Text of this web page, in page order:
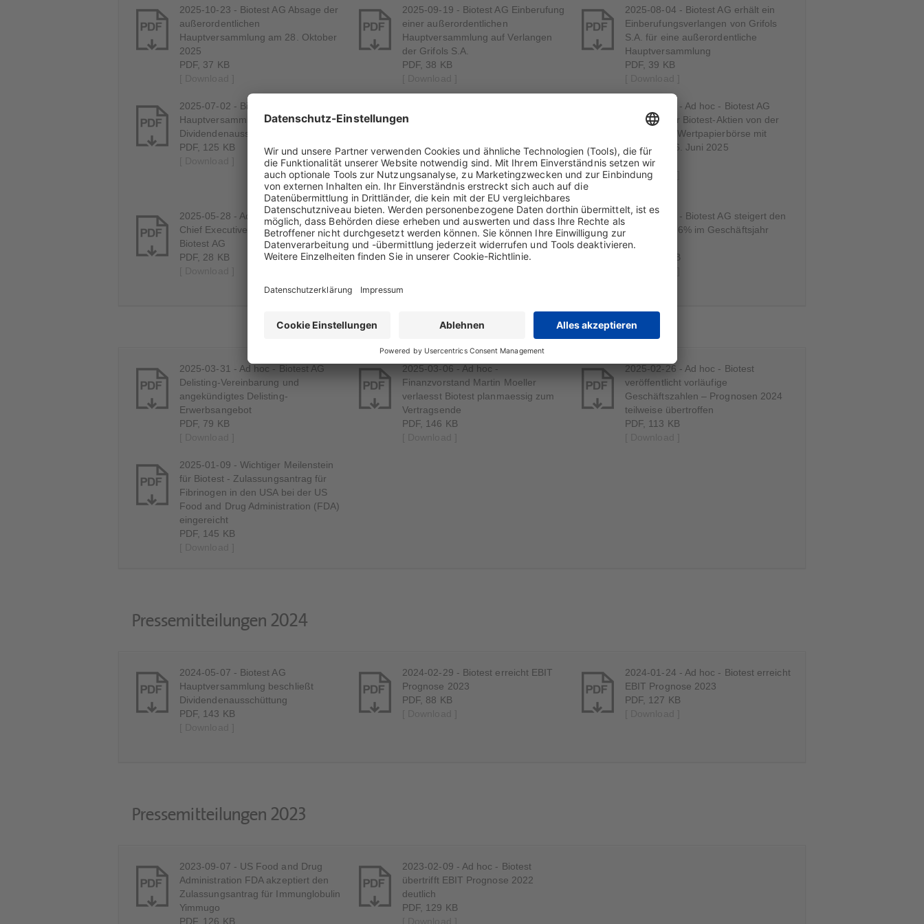
2025-10-23 - Biotest AG Absage der
außerordentlichen
Hauptversammlung am 28. Oktober
2025
PDF, 37 KB
2025-09-19 - Biotest AG Einberufung
einer außerordentlichen
Hauptversammlung auf Verlangen
der Grifols S.A.
PDF, 38 KB
2025-08-04 - Biotest AG erhält ein
Einberufungsverlangen von Grifols
S.A. für eine außerordentliche
Hauptversammlung
PDF, 39 KB
2025-07-02 - Biotest AG
Hauptversammlung beschließt
Dividendenausschüttung
PDF, 125 KB
Ergebnisse der Phase III-Studie zu
Fachzeitschrift „The Lancet’s
eClinicalMedicine” veröffentlicht
PDF, 142 KB
[ Download ]
2025-06-03 - Ad hoc - Biotest AG
Delisting der Biotest-Aktien von der
Frankfurter Wertpapierbörse mit
Ablauf des 6. Juni 2025
PDF, 80 KB
[ Download ]
2025-05-28 - Ad hoc - Wechsel des
Chief Executive Officer (CEO) der
Biotest AG
PDF, 28 KB
2025-05-12 - Biotest bestätigt die
Prognose für das Jahr 2025
PDF, 122 KB
[ Download ]
2025-03-31 - Biotest AG steigert den
Umsatz um 6% im Geschäftsjahr
2024
PDF, 138 KB
2025-03-31 - Ad hoc - Biotest AG
Delisting-Vereinbarung und
angekündigtes Delisting-
Erwerbsangebot
PDF, 79 KB
2025-03-06 - Ad hoc -
Finanzvorstand Martin Moeller
verlaesst Biotest planmaessig zum
Vertragsende
PDF, 146 KB
2025-02-26 - Ad hoc - Biotest
veröffentlicht vorläufige
Geschäftszahlen – Prognosen 2024
teilweise übertroffen
PDF, 113 KB
2025-01-09 - Wichtiger Meilenstein
für Biotest - Zulassungsantrag für
Fibrinogen in den USA bei der US
Food and Drug Administration (FDA)
eingereicht
PDF, 145 KB
Pressemitteilungen 2024
2024-05-07 - Biotest AG
Hauptversammlung beschließt
Dividendenausschüttung
PDF, 143 KB
2024-02-29 - Biotest erreicht EBIT
Prognose 2023
PDF, 88 KB
2024-01-24 - Ad hoc - Biotest erreicht
EBIT Prognose 2023
PDF, 127 KB
Pressemitteilungen 2023
2023-09-07 - US Food and Drug
Administration FDA akzeptiert den
Zulassungsantrag für Immunglobulin
Yimmugo
PDF, 126 KB
2023-02-09 - Ad hoc - Biotest
übertrifft EBIT Prognose 2022
deutlich
PDF, 129 KB